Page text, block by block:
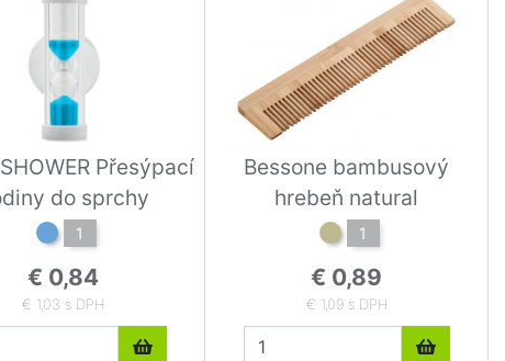
Přesýpací
do sprchy
1
€ 0,84
€ 1,03 s DPH
Bessone bambusový
hrebeň natural
1
€ 0,89
€ 1,09 s DPH